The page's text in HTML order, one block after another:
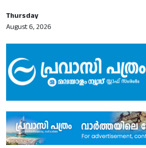
Thursday
August 6, 2026